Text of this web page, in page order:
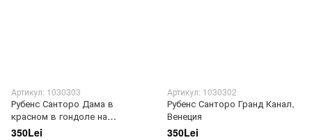
Артикул: 1030303
Рубенс Санторо Дама в
красном в гондоле на
венецианском канале
350Lei
Артикул: 1030302
Рубенс Санторо Гранд Канал,
Венеция
350Lei